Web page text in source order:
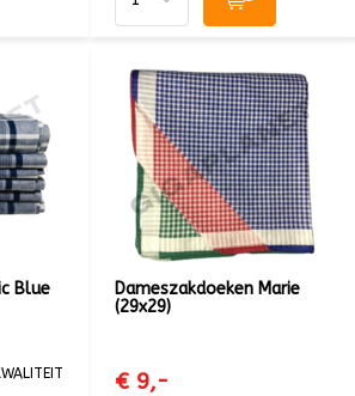
Blue
Dameszakdoeken Marie
(29x29)
€ 9,-